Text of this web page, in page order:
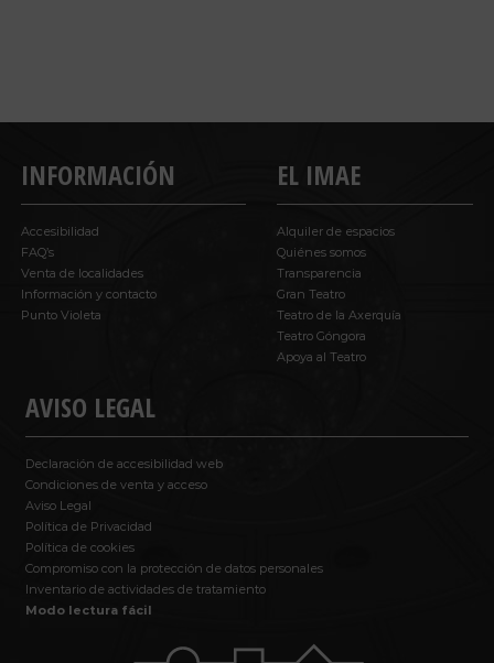
INFORMACIÓN
Accesibilidad
FAQ’s
Venta de localidades
Información y contacto
Punto Violeta
AVISO LEGAL
Declaración de accesibilidad web
Condiciones de venta y acceso
Aviso Legal
Política de Privacidad
Política de cookies
Compromiso con la protección de datos personales
Inventario de actividades de tratamiento
Modo lectura fácil
EL IMAE
Alquiler de espacios
Quiénes somos
Transparencia
Gran Teatro
Teatro de la Axerquía
Teatro Góngora
Apoya al Teatro